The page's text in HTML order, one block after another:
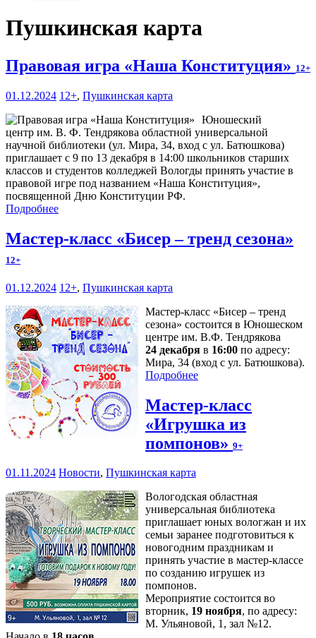
Пушкинская карта
Правовая игра «Наша Конституция» 12+
01.12.2024 12+, Пушкинская карта
Юношеский
центр им. В. Ф. Тендрякова областной универсальной
научной библиотеки (ул. Мира, 34, вход с ул. Батюшкова)
приглашает с 9 по 13 декабря в 14:00 школьников старших
классов и студентов колледжей Вологды принять участие в
правовой игре под названием «Наша Конституция»,
посвященной Дню Конституции РФ.
Подробнее
Мастер-класс «Бисер – тренд сезона»
12+
01.12.2024 12+, Пушкинская карта
Мастер-класс «Бисер – тренд
сезона» состоится в Юношеском
центре им. В.Ф. Тендрякова
24 декабря в 16:00 по адресу:
Мира, 34 (вход с ул. Батюшкова).
Подробнее
Мастер-класс
«Игрушка из
помпонов» 9+
01.11.2024 Новости, Пушкинская карта
Вологодская областная
универсальная библиотека
приглашает юных вологжан и их
семьи заранее подготовиться к
новогодним праздникам и
принять участие в мастер-классе
по созданию игрушек из
помпонов.
Мероприятие состоится во
вторник, 19 ноября, по адресу:
М. Ульяновой, 1, зал №12.